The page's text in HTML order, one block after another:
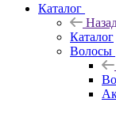
Каталог
Каталог
Волосы